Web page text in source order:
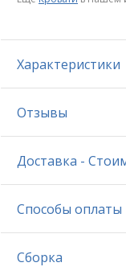
Характеристики
Отзывы
Доставка -
Способы оплаты
Сборка